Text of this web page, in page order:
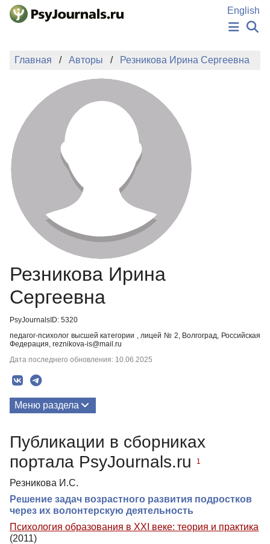
Перейти к основному содержанию
English
НОВОСТИ
АВТОРЫ
ПОДАТЬ РУКОПИСЬ
БАЗА ЗНАНИЙ
КЛЮЧЕВЫЕ СЛОВА
Регистрация
Главная Авторы Резникова Ирина Сергеевна
Резникова Ирина
Сергеевна
PsyJournalsID: 5320
педагог-психолог высшей категории , лицей № 2, Волгоград, Российская
Федерация, reznikova-is@mail.ru
Дата последнего обновления: 10.06.2025
Меню раздела
Публикации в сборниках
портала PsyJournals.ru
1
Резникова И.С.
Решение задач возрастного развития подростков
через их волонтерскую деятельность
Психология образования в XXI веке: теория и практика
(2011)